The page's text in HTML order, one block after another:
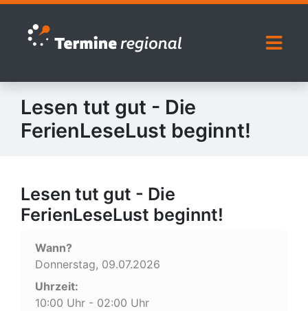
Zur Navigation springen
Zum Inhalt springen
Lesen tut gut - Die
FerienLeseLust beginnt!
Lesen tut gut - Die
FerienLeseLust beginnt!
Wann?
Donnerstag, 09.07.2026
Uhrzeit:
10:00 Uhr - 02:00 Uhr